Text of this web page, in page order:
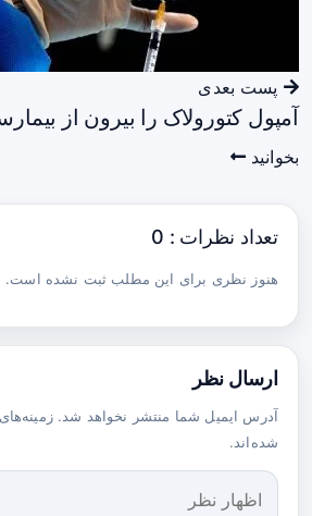
پست بعدی
آمپول کتورولاک را بیرون از
بخوانید
تعداد نظرات : 0
هنوز نظری برای این مطلب ثبت نشده است.
ارسال نظر
آدرس ایمیل شما منتشر نخواهد شد.
شده‌اند.